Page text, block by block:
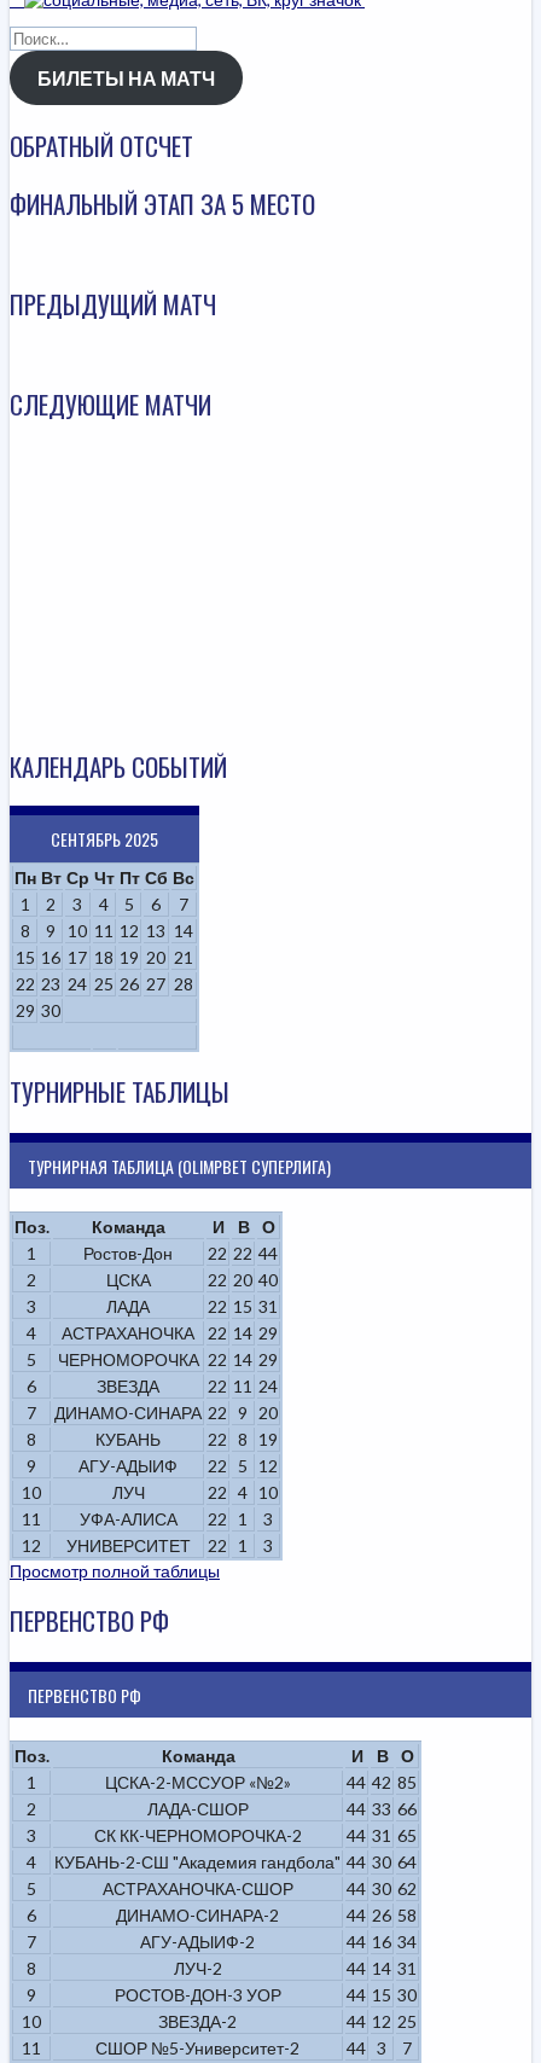
Найти:
БИЛЕТЫ НА МАТЧ
ОБРАТНЫЙ ОТСЧЕТ
ФИНАЛЬНЫЙ ЭТАП ЗА 5 МЕСТО
ПРЕДЫДУЩИЙ МАТЧ
СЛЕДУЮЩИЕ МАТЧИ
КАЛЕНДАРЬ СОБЫТИЙ
СЕНТЯБРЬ 2025
Пн Вт Ср Чт Пт Сб Вс
1
2 3 4 5 6
7
8
9 10 11 12 13 14
15 16 17 18 19 20 21
22 23 24 25 26 27 28
29 30
ТУРНИРНЫЕ ТАБЛИЦЫ
ТУРНИРНАЯ ТАБЛИЦА (OLIMPBET СУПЕРЛИГА)
Поз. Команда И В
О
1
Ростов-Дон 22 22 44
2
ЦСКА 22 20 40
3
ЛАДА 22 15 31
4
АСТРАХАНОЧКА 22 14 29
5
ЧЕРНОМОРОЧКА 22 14 29
6
ЗВЕЗДА 22 11 24
7
ДИНАМО-СИНАРА 22 9
20
8
КУБАНЬ 22 8
19
9
АГУ-АДЫИФ 22 5
12
10
ЛУЧ 22 4 10
11
УФА-АЛИСА 22 1
3
12
УНИВЕРСИТЕТ 22 1
3
Просмотр полной таблицы
ПЕРВЕНСТВО РФ
ПЕРВЕНСТВО РФ
Поз. Команда И В
О
1
ЦСКА-2-МССУОР «№2» 44 42 85
2
ЛАДА-СШОР 44 33 66
3
СК КК-ЧЕРНОМОРОЧКА-2 44 31 65
4
КУБАНЬ-2-СШ "Академия гандбола" 44 30 64
5
АСТРАХАНОЧКА-СШОР 44 30 62
6
ДИНАМО-СИНАРА-2 44 26 58
7
АГУ-АДЫИФ-2 44 16 34
8
ЛУЧ-2 44 14 31
9
РОСТОВ-ДОН-3 УОР 44 15 30
10
ЗВЕЗДА-2 44 12 25
11
СШОР №5-Университет-2 44 3
7